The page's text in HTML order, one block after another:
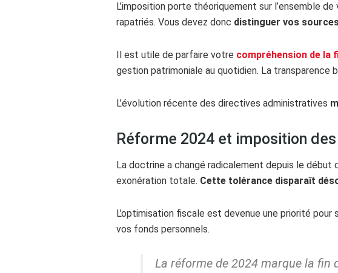
L’imposition porte théoriquement sur l’ensemble
rapatriés. Vous devez donc distinguer vos
Il est utile de parfaire votre compréhension de la
gestion patrimoniale au quotidien. La
L’évolution récente des directives administratives
Réforme 2024 et imposition
La doctrine a changé radicalement depuis le début
exonération totale. Cette tolérance disparaît
L’optimisation fiscale est devenue une priorité
vos fonds personnels.
La réforme de 2024 marque la fin